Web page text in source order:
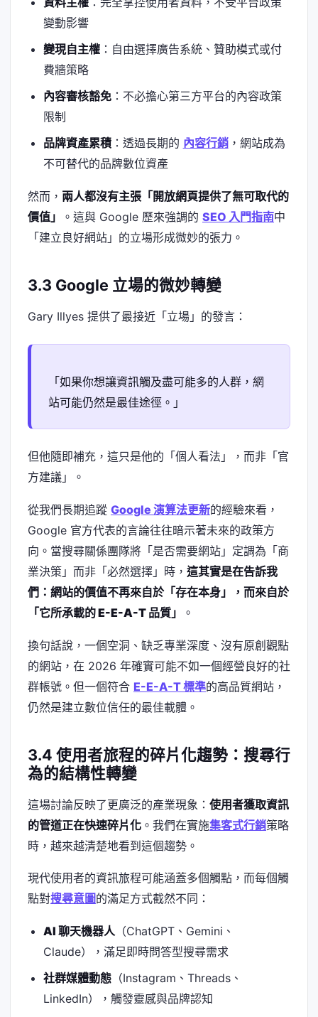
變動影響
變現自主權：自由選擇廣告系統、贊助模式或付
費牆策略
內容審核豁免：不必擔心第三方平台的內容政策
限制
品牌資產累積：透過長期的 內容行銷，網站成為
不可替代的品牌數位資產
然而， 兩人都沒有主張「開放網頁提供了無可取代的
價值」
。這與 Google 歷來強調的 SEO 入門指南中
「建立良好網站」的立場形成微妙的張力。
3.3 Google 立場的微妙轉變
Gary Illyes 提供了最接近「立場」的發言：
「如果你想讓資訊觸及盡可能多的人群，網
站可能仍然是最佳途徑。」
但他隨即補充，這只是他的「個人看法」，而非「官
方建議」。
從我們長期追蹤 Google 演算法更新的經驗來看，
Google 官方代表的言論往往暗示著未來的政策方
向。當搜尋關係團隊將「是否需要網站」定調為「商
業決策」而非「必然選擇」時， 這其實是在告訴我
們：網站的價值不再來自於「存在本身」，而來自於
「它所承載的 E-E-A-T 品質」
。
換句話說，一個空洞、缺乏專業深度、沒有原創觀點
的網站，在 2026 年確實可能不如一個經營良好的社
群帳號。但一個符合 E-E-A-T 標準的高品質網站，
仍然是建立數位信任的最佳載體。
3.4 使用者旅程的碎片化趨勢：搜尋行
為的結構性轉變
這場討論反映了更廣泛的產業現象： 使用者獲取資訊
的管道正在快速碎片化 。我們在實施集客式行銷策略
時，越來越清楚地看到這個趨勢。
現代使用者的資訊旅程可能涵蓋多個觸點，而每個觸
點對搜尋意圖的滿足方式截然不同：
AI 聊天機器人（ChatGPT、Gemini、
Claude），滿足即時問答型搜尋需求
社群媒體動態（Instagram、Threads、
LinkedIn），觸發靈感與品牌認知